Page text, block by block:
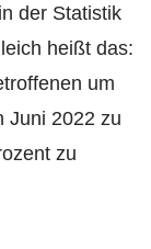
der Statistik
heißt das:
um
Juni 2022 zu
zu